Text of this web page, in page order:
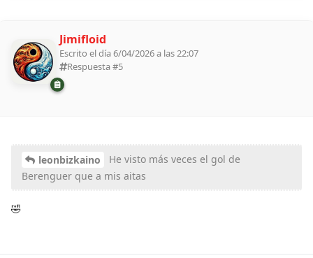
Jimifloid
Escrito el día 6/04/2026 a las 22:07
Respuesta #5
leonbizkaino
He visto más veces el gol de
Berenguer que a mis aitas
🤣